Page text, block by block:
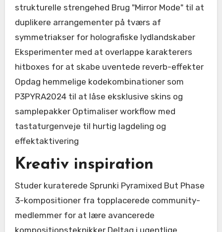
strukturelle strengehed Brug "Mirror Mode" til at
duplikere arrangementer på tværs af
symmetriakser for holografiske lydlandskaber
Eksperimenter med at overlappe karakterers
hitboxes for at skabe uventede reverb-effekter
Opdag hemmelige kodekombinationer som
P3PYRA2024 til at låse eksklusive skins og
samplepakker Optimaliser workflow med
tastaturgenveje til hurtig lagdeling og
effektaktivering
Kreativ inspiration
Studer kuraterede Sprunki Pyramixed But Phase
3-kompositioner fra topplacerede community-
medlemmer for at lære avancerede